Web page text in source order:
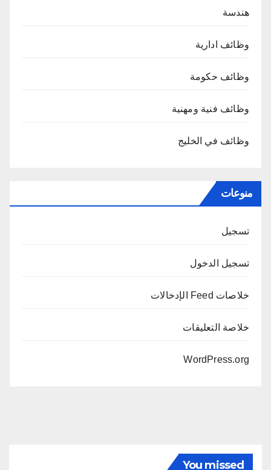
هندسة
وظائف ادارية
وظائف حكومة
وظائف فنية ومهنية
وظائف في الخليج
منوعات
تسجيل
تسجيل الدخول
خلاصات Feed الإدخالات
خلاصة التعليقات
WordPress.org
You missed